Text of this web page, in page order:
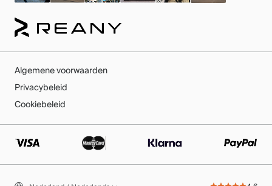
Algemene voorwaarden
Privacybeleid
Cookiebeleid